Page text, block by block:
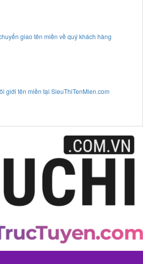
giao tên miền về quý khách hàng
giới tên miền tại SieuThiTenMien.com